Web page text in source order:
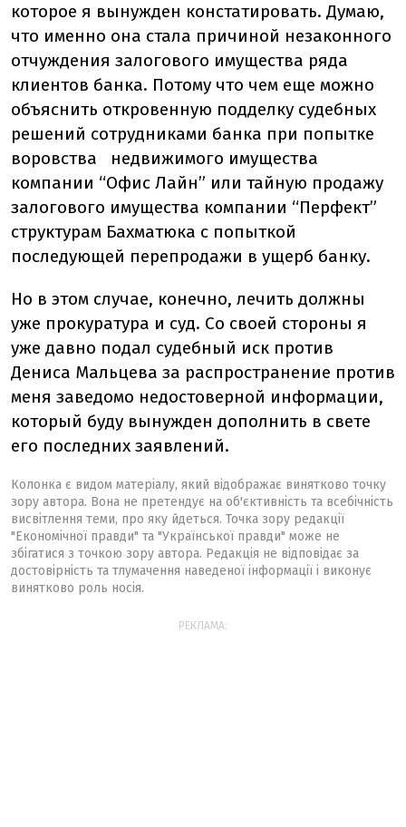
которое я вынужден констатировать. Думаю,
что именно она стала причиной незаконного
отчуждения залогового имущества ряда
клиентов банка. Потому что чем еще можно
объяснить откровенную подделку судебных
решений сотрудниками банка при попытке
воровства недвижимого имущества
компании “Офис Лайн” или тайную продажу
залогового имущества компании “Перфект”
структурам Бахматюка с попыткой
последующей перепродажи в ущерб банку.
Но в этом случае, конечно, лечить должны
уже прокуратура и суд. Со своей стороны я
уже давно подал судебный иск против
Дениса Мальцева за распространение против
меня заведомо недостоверной информации,
который буду вынужден дополнить в свете
его последних заявлений.
Колонка є видом матеріалу, який відображає винятково точку
зору автора. Вона не претендує на об'єктивність та всебічність
висвітлення теми, про яку йдеться. Точка зору редакції
"Економічної правди" та "Української правди" може не
збігатися з точкою зору автора. Редакція не відповідає за
достовірність та тлумачення наведеної інформації і виконує
винятково роль носія.
РЕКЛАМА: